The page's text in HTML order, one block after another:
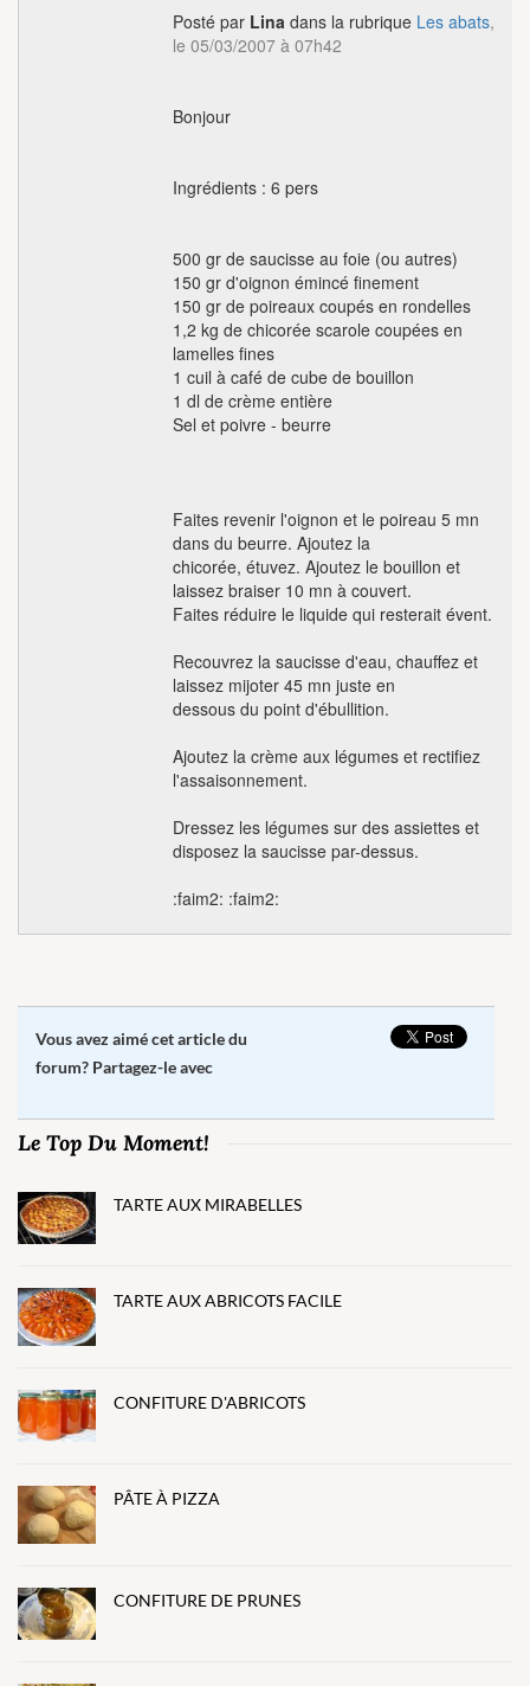
Posté par Lina dans la rubrique Les abats,
le 05/03/2007 à 07h42
Bonjour
Ingrédients : 6 pers
500 gr de saucisse au foie (ou autres)
150 gr d'oignon émincé finement
150 gr de poireaux coupés en rondelles
1,2 kg de chicorée scarole coupées en
lamelles fines
1 cuil à café de cube de bouillon
1 dl de crème entière
Sel et poivre - beurre
Faites revenir l'oignon et le poireau 5 mn
dans du beurre. Ajoutez la
chicorée, étuvez. Ajoutez le bouillon et
laissez braiser 10 mn à couvert.
Faites réduire le liquide qui resterait évent.
Recouvrez la saucisse d'eau, chauffez et
laissez mijoter 45 mn juste en
dessous du point d'ébullition.
Ajoutez la crème aux légumes et rectifiez
l'assaisonnement.
Dressez les légumes sur des assiettes et
disposez la saucisse par-dessus.
:faim2: :faim2:
Vous avez aimé cet article du
forum? Partagez-le avec
Le Top Du Moment!
TARTE AUX MIRABELLES
TARTE AUX ABRICOTS FACILE
CONFITURE D'ABRICOTS
PÂTE À PIZZA
CONFITURE DE PRUNES